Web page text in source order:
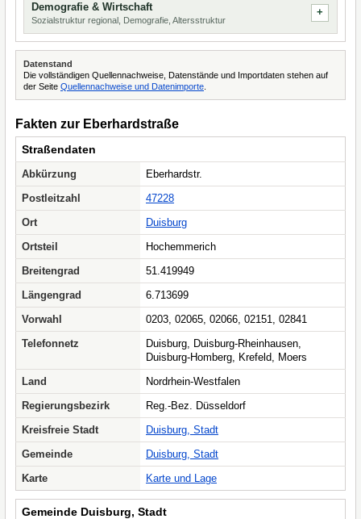
Demografie & Wirtschaft
Sozialstruktur regional, Demografie, Altersstruktur
Datenstand
Die vollständigen Quellennachweise, Datenstände und Importdaten stehen auf
der Seite Quellennachweise und Datenimporte
Fakten zur Eberhardstraße
Straßendaten
Abkürzung
Eberhardstr.
Postleitzahl
47228
Ort
Duisburg
Ortsteil
Hochemmerich
Breitengrad
51.419949
Längengrad
6.713699
Vorwahl
0203, 02065, 02066, 02151, 02841
Telefonnetz
Duisburg, Duisburg-Rheinhausen,
Duisburg-Homberg, Krefeld, Moers
Land
Nordrhein-Westfalen
Regierungsbezirk
Reg.-Bez. Düsseldorf
Kreisfreie Stadt
Duisburg, Stadt
Gemeinde
Duisburg, Stadt
Karte
Karte und Lage
Gemeinde Duisburg, Stadt